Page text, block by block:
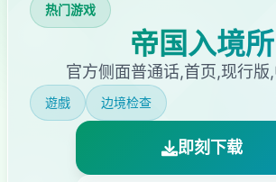
热门游戏
帝国入境所
官方侧面普通话,首页,现行版
遊戲 边境检查
即刻下载